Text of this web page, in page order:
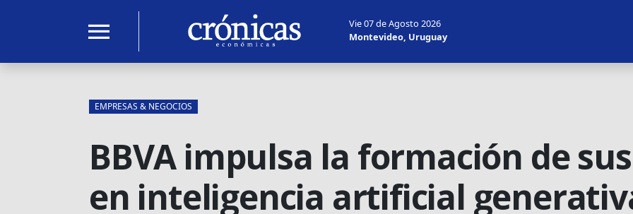
menu
Vie 07 de Agosto 2026
Montevideo, Uruguay
EMPRESAS & NEGOCIOS
BBVA impulsa la formación de
en inteligencia artificial